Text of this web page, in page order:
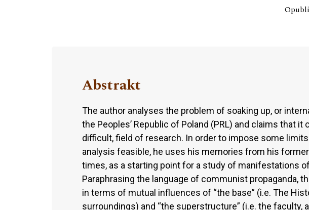
Abstrakt
The author analyses the problem of soaking up, or
the Peoples’ Republic of Poland (PRL) and claims that
difficult, field of research. In order to impose some
analysis feasible, he uses his memories from his
times, as a starting point for a study of manifestations
Paraphrasing the language of communist propaganda,
in terms of mutual influences of “the base” (i.e. The
surroundings) and “the superstructure” (i.e. the